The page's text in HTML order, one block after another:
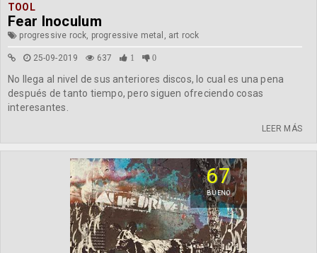
TOOL
Fear Inoculum
progressive rock, progressive metal, art rock
25-09-2019 637 1 0
No llega al nivel de sus anteriores discos, lo cual es una pena
después de tanto tiempo, pero siguen ofreciendo cosas
interesantes.
LEER MÁS
67
BUENO